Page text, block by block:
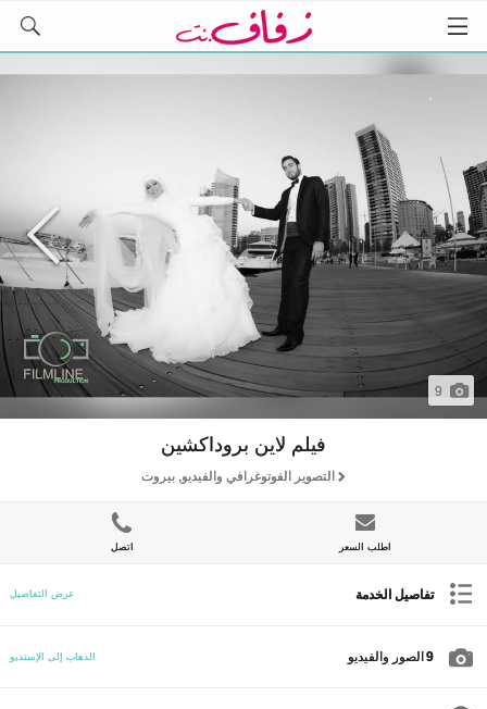
9
فيلم لاين بروداكشين
التصوير الفوتوغرافي والفيديو, بيروت
اطلب السعر اتصل
تفاصيل الخدمة عرض التفاصيل
9 الصور والفيديو الذهاب إلى الإستديو